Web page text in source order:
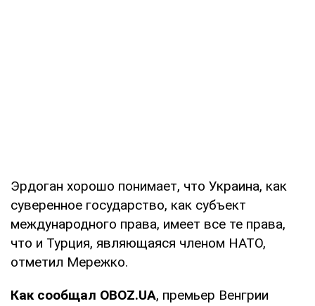
Эрдоган хорошо понимает, что Украина, как
суверенное государство, как субъект
международного права, имеет все те права,
что и Турция, являющаяся членом НАТО,
отметил Мережко.
Как сообщал OBOZ.UA, премьер Венгрии